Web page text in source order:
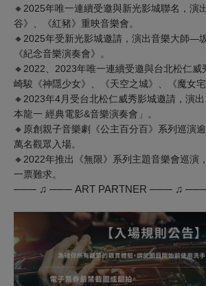
🔸2025年唯一連續受邀與新光影城聯名，演
谷》、《紅豬》重映音樂會。
🔸2025年受新光影城邀請，演出音樂大師—
《紀念音樂演奏會》。
🔸2022、2023年唯一連續受邀與台北松仁威
崎駿《神隱少女》、《天空之城》、《魔女宅
🔸2023年4月受台北松仁威秀影城邀請，演
本龍一 經典電影&音樂演奏會」。
🔸原創親子音樂劇《公主百分百》系列巡演
萬名觀眾入場。
🔸2022年推出《無限》系列主題音樂會巡演
一票難求。
─── ♫ ─── ART PARTNER ─── ♫